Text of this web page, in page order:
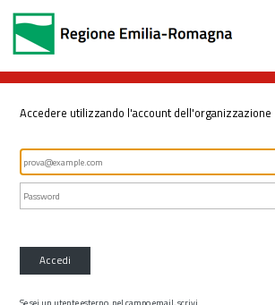
Accedere utilizzando l'account dell'organizzazione
Accedi
Se sei un utente esterno, nel campo email, scrivi